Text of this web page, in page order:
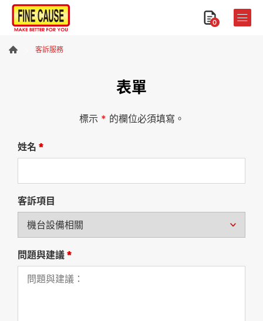
0
客訴服務
表單
標示 * 的欄位必須填寫。
姓名 *
客訴項目
問題與建議 *